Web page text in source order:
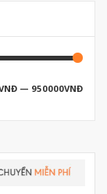
— 950000VNĐ